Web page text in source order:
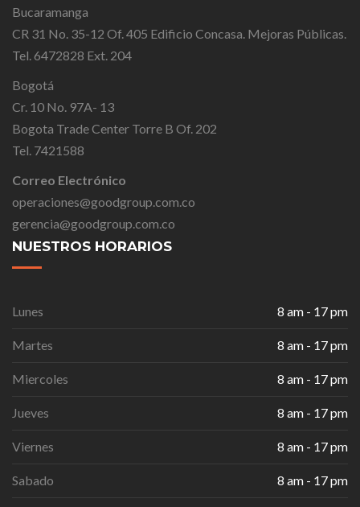
Bucaramanga
CR 31 No. 35-12 Of. 405 Edificio Concasa. Mejoras Públicas.
Tel. 6472828 Ext. 204
Bogotá
Cr. 10 No. 97A- 13
Bogota Trade Center Torre B Of. 202
Tel. 7421588
Correo Electrónico
operaciones@goodgroup.com.co
gerencia@goodgroup.com.co
NUESTROS HORARIOS
Lunes 8 am - 17 pm
Martes 8 am - 17 pm
Miercoles 8 am - 17 pm
Jueves 8 am - 17 pm
Viernes 8 am - 17 pm
Sabado 8 am - 17 pm